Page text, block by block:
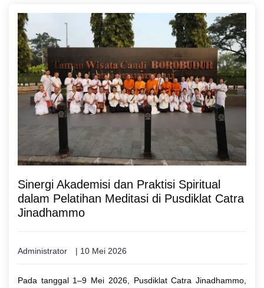
Sinergi Akademisi dan Praktisi Spiritual
dalam Pelatihan Meditasi di Pusdiklat Catra
Jinadhammo
Administrator | 10 Mei 2026
Pada tanggal 1–9 Mei 2026, Pusdiklat Catra Jinadhammo